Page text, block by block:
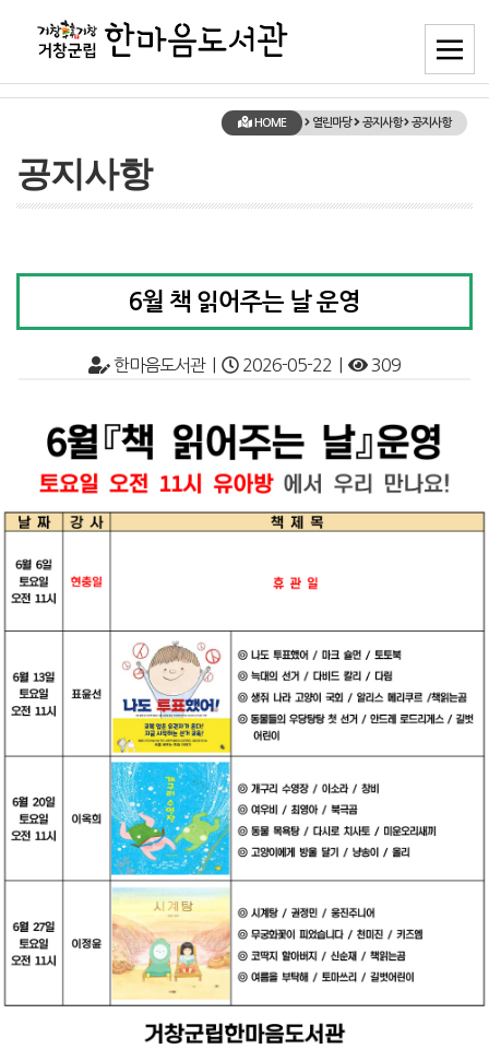
HOME 열린마당 공지사항 공지사항
공지사항
6월 책 읽어주는 날 운영
한마음도서관 | 2026-05-22 | 309